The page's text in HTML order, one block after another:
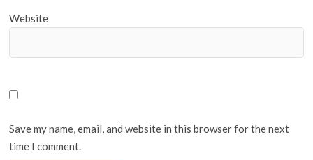
Website
Save my name, email, and website in this browser for the next
time I comment.